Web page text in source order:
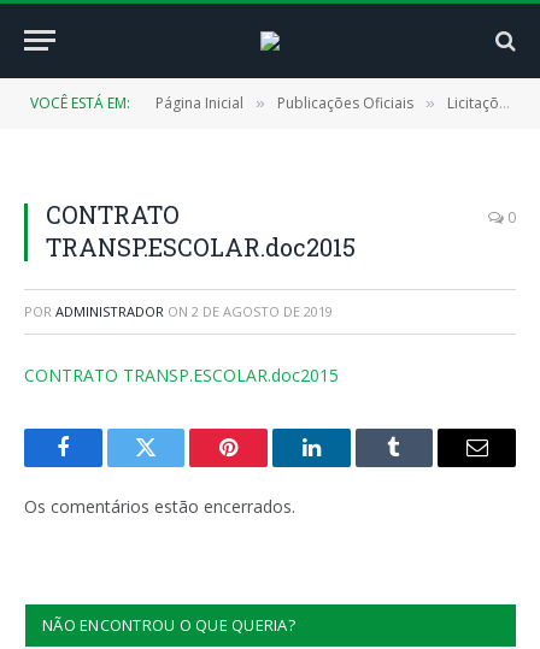
VOCÊ ESTÁ EM: Página Inicial » Publicações Oficiais » Licitações
CONTRATO
TRANSP.ESCOLAR.doc2015
0
POR ADMINISTRADOR ON 2 DE AGOSTO DE 2019
CONTRATO TRANSP.ESCOLAR.doc2015
FacebookTwitter Pinterest LinkedInTumblr
E-
Os comentários estão encerrados.
NÃO ENCONTROU O QUE QUERIA?